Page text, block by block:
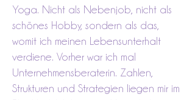
Yoga. Nicht als Nebenjob, nicht als
schönes Hobby, sondern als das,
womit ich meinen Lebensunterhalt
verdiene. Vorher war ich mal
Unternehmensberaterin. Zahlen,
Strukturen und Strategien liegen mir im